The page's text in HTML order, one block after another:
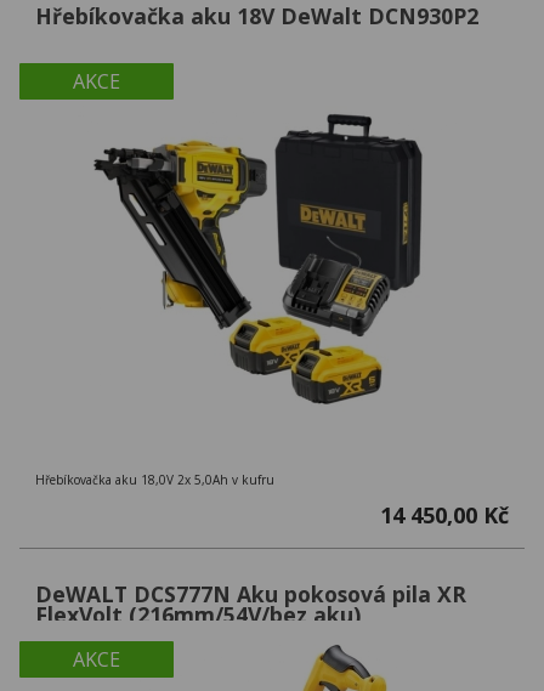
AKCE
Hřebíkovačka aku 18V DeWalt DCN930P2
Hřebíkovačka aku 18,0V 2x 5,0Ah v kufru
14 450,00 Kč
AKCE
DeWALT DCS777N Aku pokosová pila XR
FlexVolt (216mm/54V/bez aku)